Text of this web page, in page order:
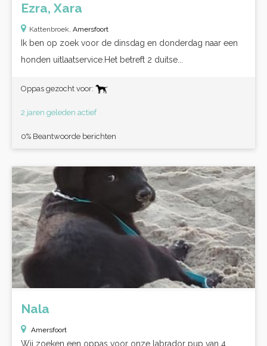
Ezra, Xara
Kattenbroek, Amersfoort
Ik ben op zoek voor de dinsdag en donderdag naar een
honden uitlaatservice.Het betreft 2 duitse...
Oppas gezocht voor:
2 jaren geleden actief
0% Beantwoorde berichten
Nala
Amersfoort
Wij zoeken een oppas voor onze labrador pup van 4